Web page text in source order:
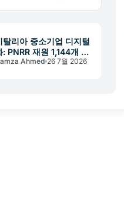
탈리아 중소기업 디지털
: PNRR 재원 1,144개 서
스 지원Ahmed 26 7월 2026